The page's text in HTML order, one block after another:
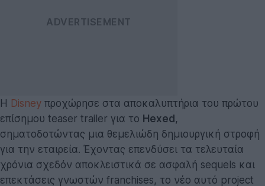
Η Disney προχώρησε στα αποκαλυπτήρια του πρώτου
επίσημου teaser trailer για το Hexed ,
σηματοδοτώντας μια θεμελιώδη δημιουργική στροφή
για την εταιρεία. Έχοντας επενδύσει τα τελευταία
χρόνια σχεδόν αποκλειστικά σε ασφαλή sequels και
επεκτάσεις γνωστών franchises, το νέο αυτό project